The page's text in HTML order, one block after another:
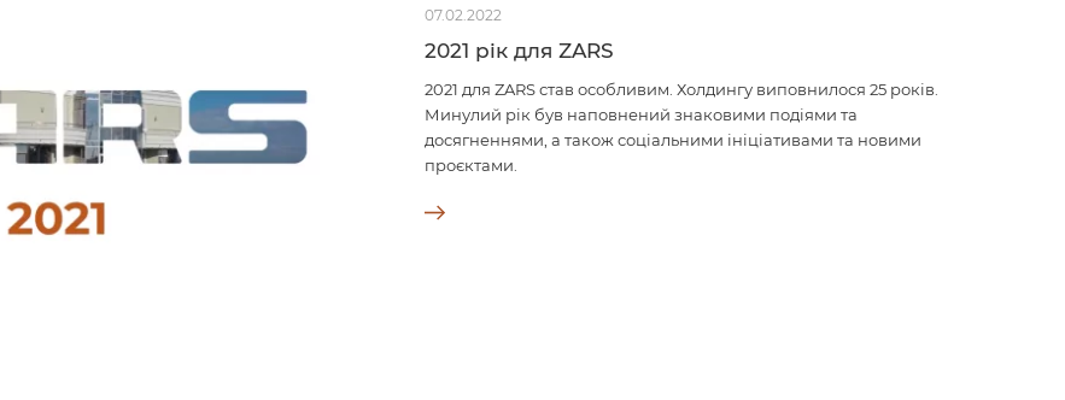
07.02.2022
2021 рік для ZARS
2021 для ZARS став особливим. Холдингу виповнилося 25 років.
Минулий рік був наповнений знаковими подіями та
досягненнями, а також соціальними ініціативами та новими
проєктами.